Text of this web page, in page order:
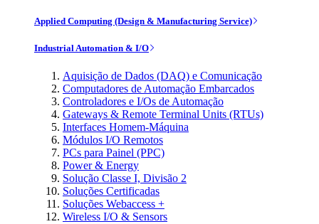
Applied Computing (Design & Manufacturing Service)
Industrial Automation & I/O
Aquisição de Dados (DAQ) e Comunicação
Computadores de Automação Embarcados
Controladores e I/Os de Automação
Gateways & Remote Terminal Units (RTUs)
Interfaces Homem-Máquina
Módulos I/O Remotos
PCs para Painel (PPC)
Power & Energy
Solução Classe I, Divisão 2
Soluções Certificadas
Soluções Webaccess +
Wireless I/O & Sensors